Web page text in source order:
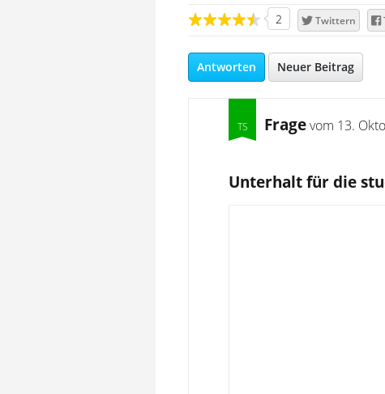
2 Twittern
Antworten Neuer Beitrag
Fragevom 13.
Unterhalt für die